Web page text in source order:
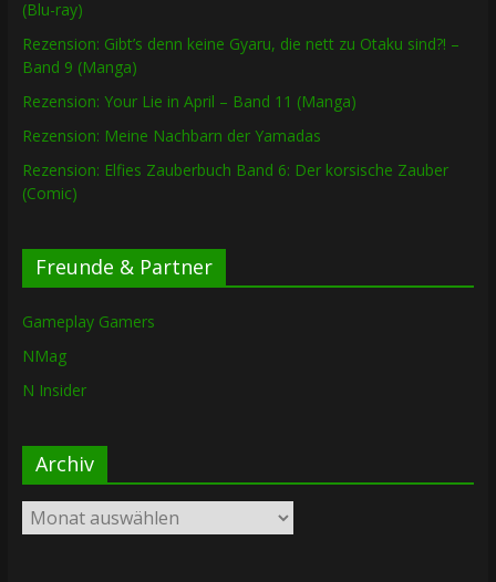
(Blu-ray)
Rezension: Gibt’s denn keine Gyaru, die nett zu Otaku sind?! –
Band 9 (Manga)
Rezension: Your Lie in April – Band 11 (Manga)
Rezension: Meine Nachbarn der Yamadas
Rezension: Elfies Zauberbuch Band 6: Der korsische Zauber
(Comic)
Freunde & Partner
Gameplay Gamers
NMag
N Insider
Archiv
Archiv